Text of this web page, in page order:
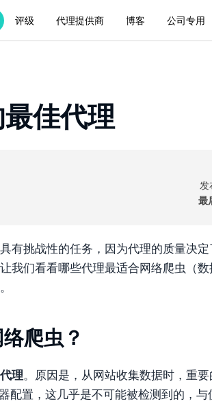
评级 代理提供商 博客 公司专用
佳代理
发
最
有挑战性的任务，因为代理的质量决
我们看看哪些代理最适合网络爬虫（
爬虫？
理。原因是，从网站收集数据时，重
配置，这几乎是不可能被检测到的，与